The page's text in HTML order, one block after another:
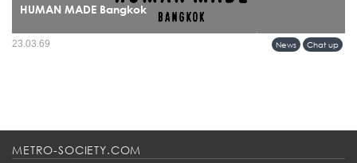
HUMAN MADE Bangkok
บางแบรนด์ไม่ได้แค่เปิดร้านใหม่ แต่กำลัง “วางหมุด” ลงบนแผนที่วัฒนธรรมของเมือง
และการมาถึงของ HUMAN MADE ในกรุงเทพฯ ก็เป็นหนึ่งในโมเมนต์แบบนั้นอย่าง
News Chat up
23.03.69
METRO-SOCIETY.COM